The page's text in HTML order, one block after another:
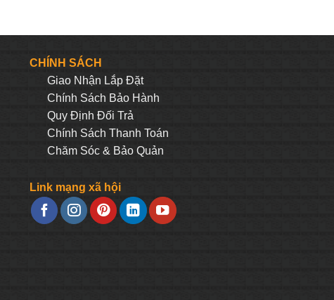
CHÍNH SÁCH
Giao Nhận Lắp Đặt
Chính Sách Bảo Hành
Quy Định Đối Trả
Chính Sách Thanh Toán
Chăm Sóc & Bảo Quản
Link mạng xã hội